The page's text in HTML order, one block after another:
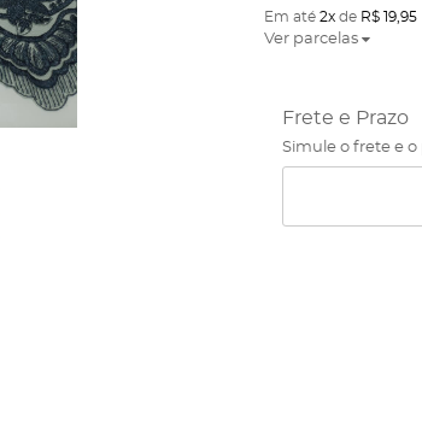
Em até 2xde R$ 19,95
Ver parcelas
Frete e Prazo
Simule o frete e